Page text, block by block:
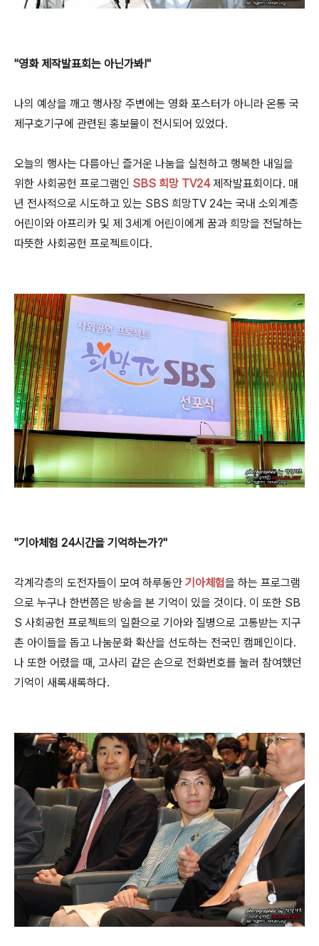
"영화 제작발표회는 아닌가봐!"
나의 예상을 깨고 행사장 주변에는 영화 포스터가 아니라 온통 국
제구호기구에 관련된 홍보물이 전시되어 있었다.
오늘의 행사는 다름아닌 즐거운 나눔을 실천하고 행복한 내일을
위한 사회공헌 프로그램인 SBS 희망 TV24제작발표회이다. 매
년 전사적으로 시도하고 있는 SBS 희망TV 24는 국내 소외계층
어린이와 아프리카 및 제 3세계 어린이에게 꿈과 희망을 전달하는
따뜻한 사회공헌 프로젝트이다.
"기아체험 24시간을 기억하는가?"
각계각층의 도전자들이 모여 하루동안 기아체험을 하는 프로그램
으로 누구나 한번쯤은 방송을 본 기억이 있을 것이다. 이 또한 SB
S 사회공헌 프로젝트의 일환으로 기아와 질병으로 고통받는 지구
촌 아이들을 돕고 나눔문화 확산을 선도하는 전국민 캠페인이다.
나 또한 어렸을 때, 고사리 같은 손으로 전화번호를 눌러 참여했던
기억이 새록새록하다.